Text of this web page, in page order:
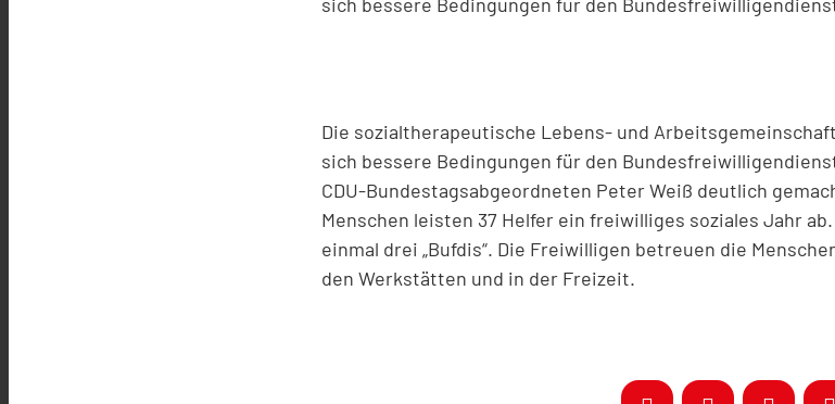
Die sozialtherapeutische Lebens- und
sich bessere Bedingungen für den
CDU-Bundestagsabgeordneten Peter Weiß deutlich
Menschen leisten 37 Helfer ein freiwilliges soziales Jahr
einmal drei „Bufdis“. Die Freiwilligen betreuen die
den Werkstätten und in der Freizeit.